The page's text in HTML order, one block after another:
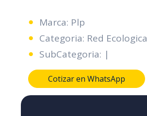
Marca: Plp
Categoria: Red Ecologica
SubCategoria: |
Cotizar en WhatsApp